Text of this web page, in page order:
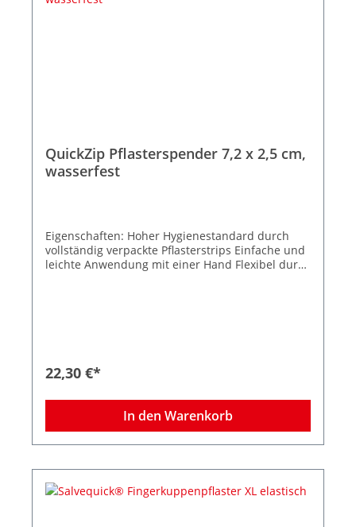
QuickZip Pflasterspender 7,2 x 2,5 cm,
wasserfest
Eigenschaften: Hoher Hygienestandard durch
vollständig verpackte Pflasterstrips Einfache und
leichte Anwendung mit einer Hand Flexibel durch
Lieferumfang gehören zwei Nachfüllpacks,
Befestigungsmaterial und Schlüssel für
22,30 €*
In den Warenkorb